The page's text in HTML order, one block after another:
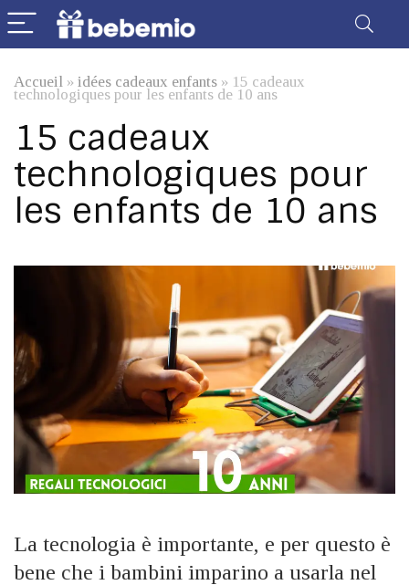
Accueil » idées cadeaux enfants » 15 cadeaux
technologiques pour les enfants de 10 ans
15 cadeaux
technologiques pour
les enfants de 10 ans
La tecnologia è importante, e per questo è
bene che i bambini imparino a usarla nel